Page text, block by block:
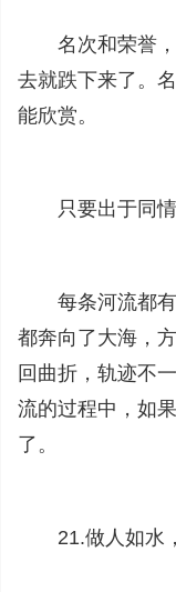
名次和荣誉，
去就跌下来了。
能欣赏。
只要出于同情
每条河流都有
都奔向了大海，
回曲折，轨迹不
流的过程中，如
了。
21.做人如水，